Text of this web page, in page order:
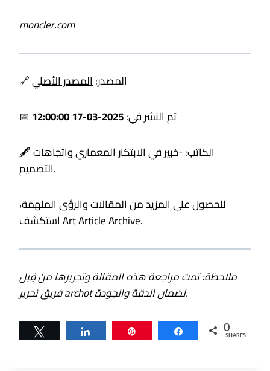
moncler.com
🔗 المصدر:المصدر الأصلي
📅 تم النشر في:2025-03-17 12:00:00
🖋️ الكاتب:-خبير في الابتكار المعماري واتجاهات
التصميم.
للحصول على المزيد من المقالات والرؤى الملهمة،
Art Article Archive.
ملاحظة: تمت مراجعة هذه المقالة وتحريرها من قِبل
فريق تحرير archot لضمان الدقة والجودة.
Share 0
SHARES